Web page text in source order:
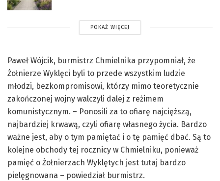
POKAŻ WIĘCEJ
Paweł Wójcik, burmistrz Chmielnika przypomniał, że
Żołnierze Wyklęci byli to przede wszystkim ludzie
młodzi, bezkompromisowi, którzy mimo teoretycznie
zakończonej wojny walczyli dalej z reżimem
komunistycznym. – Ponosili za to ofiarę najcięższą,
najbardziej krwawą, czyli ofiarę własnego życia. Bardzo
ważne jest, aby o tym pamiętać i o tę pamięć dbać. Są to
kolejne obchody tej rocznicy w Chmielniku, ponieważ
pamięć o Żołnierzach Wyklętych jest tutaj bardzo
pielęgnowana – powiedział burmistrz.